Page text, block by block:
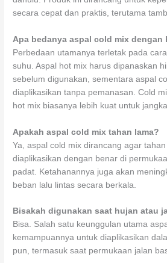
secara cepat dan praktis, terutama
Apa bedanya aspal cold mix dengan
Perbedaan utamanya terletak pada
suhu. Aspal hot mix harus dipanaskan
sebelum digunakan, sementara aspal
diaplikasikan tanpa pemanasan. Cold
hot mix biasanya lebih kuat untuk
Apakah aspal cold mix tahan lama?
Ya, aspal cold mix dirancang agar
diaplikasikan dengan benar di
padat. Ketahanannya juga akan
beban lalu lintas secara berkala.
Bisakah digunakan saat hujan atau
Bisa. Salah satu keunggulan utama
kemampuannya untuk diaplikasikan
pun, termasuk saat permukaan jalan